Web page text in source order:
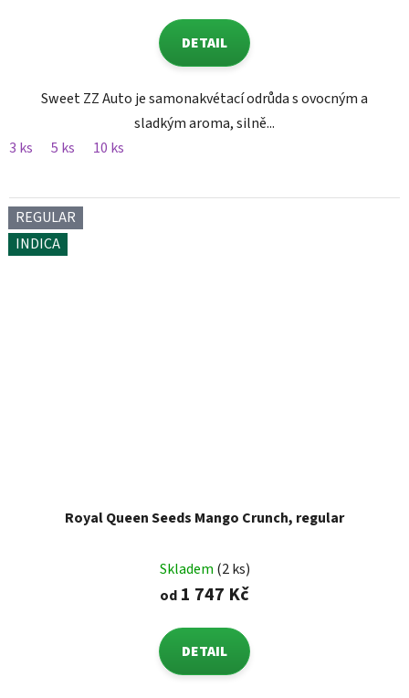
DETAIL
Sweet ZZ Auto je samonakvétací odrůda s ovocným a
sladkým aroma, silně...
3 ks
5 ks 10 ks
REGULAR
INDICA
Royal Queen Seeds Mango Crunch, regular
Skladem (2 ks)
od 1 747 Kč
DETAIL